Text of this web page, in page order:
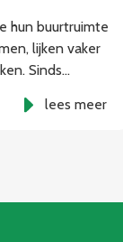
hun buurtruimte
lijken vaker
Sinds…
lees meer